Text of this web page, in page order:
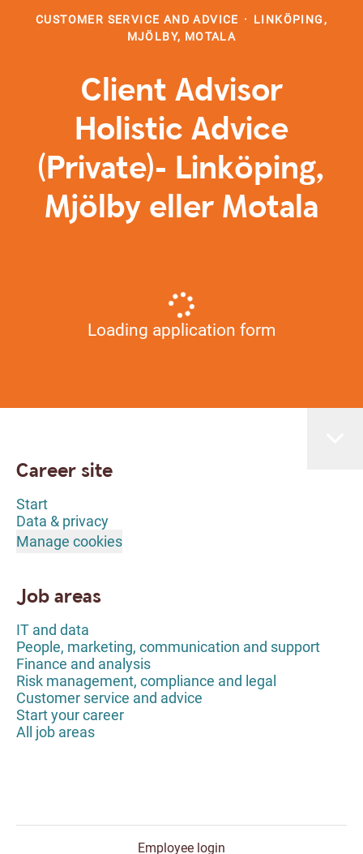
CUSTOMER SERVICE AND ADVICE ·
LINKÖPING,
MJÖLBY, MOTALA
Client Advisor
Holistic Advice
(Private)- Linköping,
Mjölby eller Motala
Loading application form
Career site
Start
Data & privacy
Manage cookies
Job areas
IT and data
People, marketing, communication and support
Finance and analysis
Risk management, compliance and legal
Customer service and advice
Start your career
All job areas
Employee login